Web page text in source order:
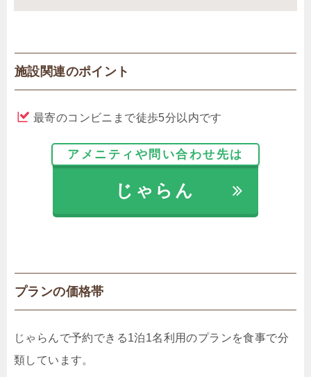
施設関連のポイント
最寄のコンビニまで徒歩5分以内です
アメニティや問い合わせ先は
じゃらん
プランの価格帯
じゃらんで予約できる1泊1名利用のプランを食事で分
類しています。